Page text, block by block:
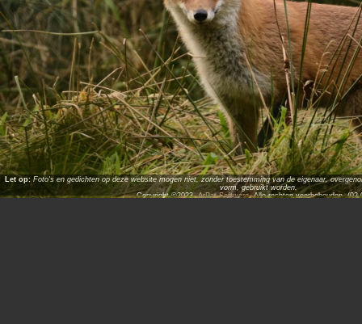
Let op: Foto's en gedichten op deze website mogen niet, zonder toestemming van de eigenaar,
vorm, gebruikt worden.
Copyright ©2023,ArPat Software. Alle rechten voorbehouden.